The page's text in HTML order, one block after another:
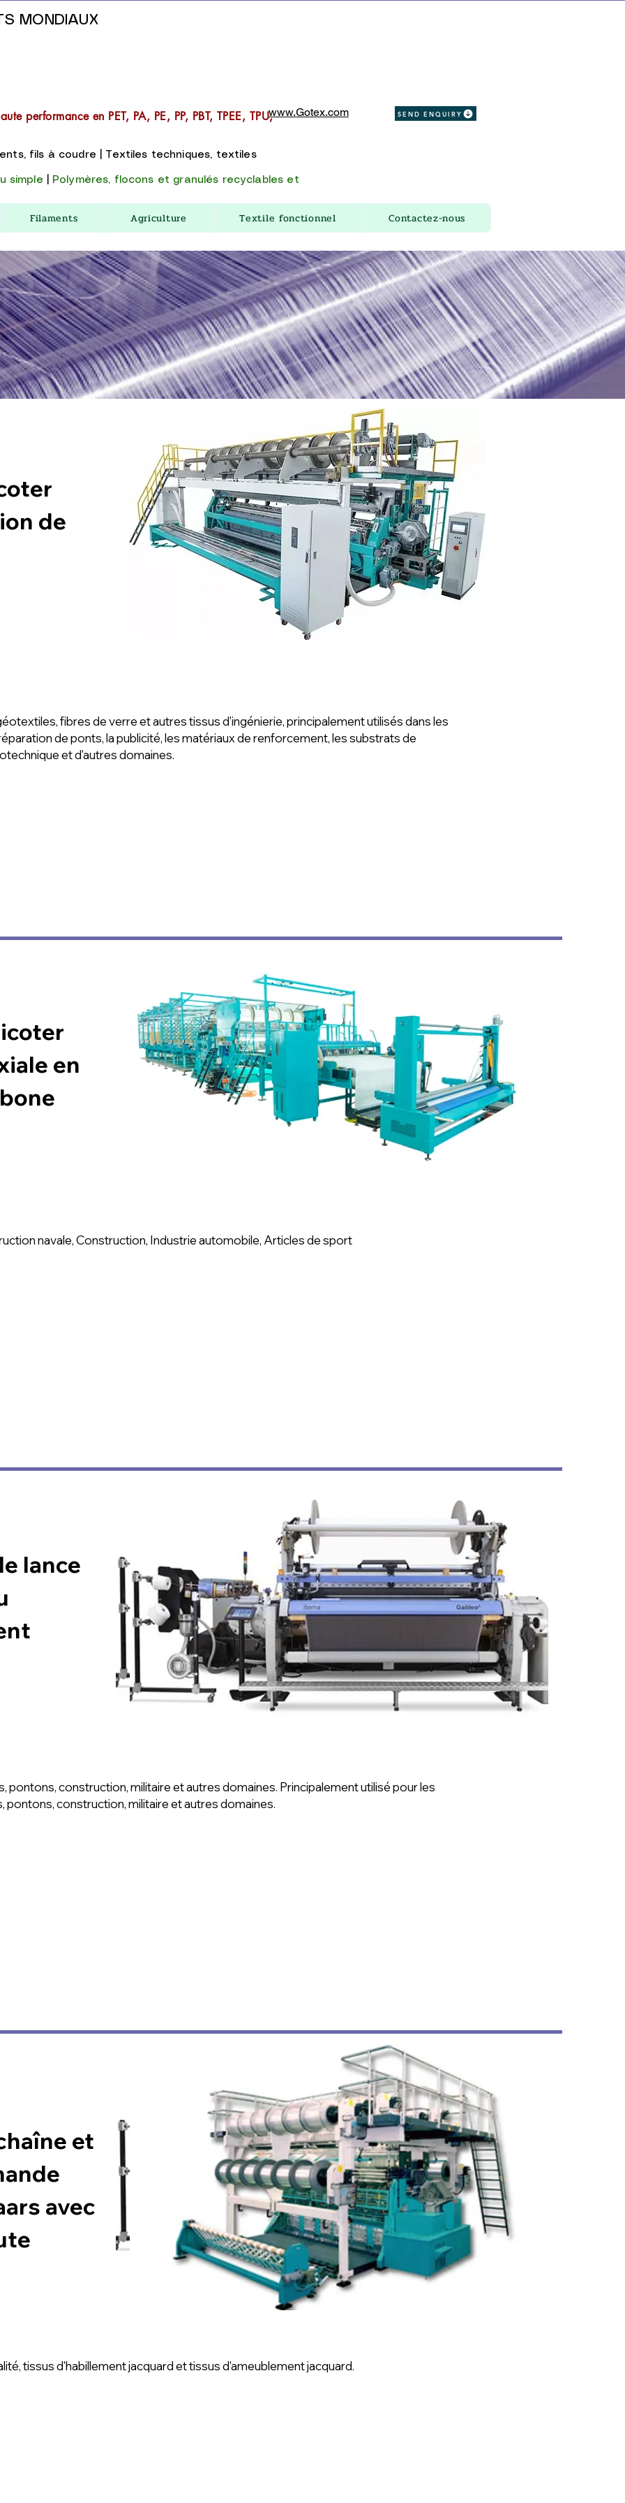
performance en PET, PA, PE, PP, PBT, TPEE, TPU,
fils à coudre | Textiles techniques, textiles
simple
Polymères, flocons et granulés recyclables et
SEND ENQUIRY
www.Gotex.com
MONDIAUX
Filaments Agriculture Textile fonctionnel Contactez-nous
de
fibres de verre et autres tissus d'ingénierie, principalement utilisés dans les
de ponts, la publicité, les matériaux de renforcement, les substrats de
et d'autres domaines.
en
navale, Construction, Industrie automobile, Articles de sport
lance
pontons, construction, militaire et autres domaines. Principalement utilisé pour les
pontons, construction, militaire et autres domaines.
et
avec
tissus d'habillement jacquard et tissus d'ameublement jacquard.